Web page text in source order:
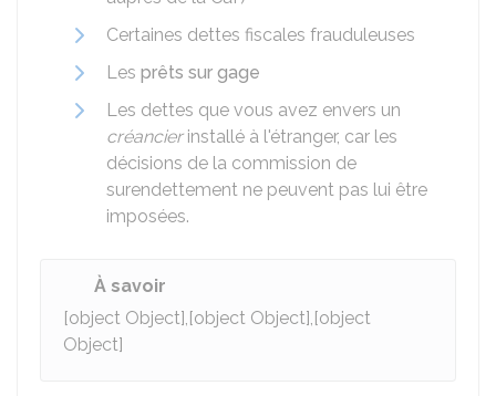
Certaines dettes fiscales frauduleuses
Les prêts sur gage
Les dettes que vous avez envers un
créancierinstallé à l'étranger, car les
décisions de la commission de
surendettement ne peuvent pas lui être
imposées.
À savoir
[object Object],[object Object],[object
Object]